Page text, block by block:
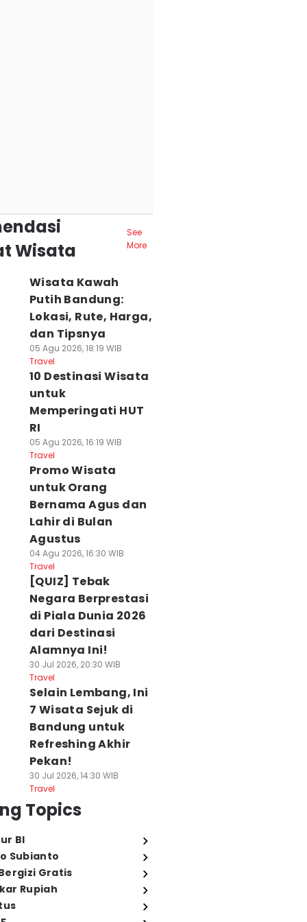
Wisata
See
More
Wisata Kawah
Putih Bandung:
Lokasi, Rute, Harga,
dan Tipsnya
05 Agu 2026, 18:19 WIB
Travel
10 Destinasi Wisata
untuk
Memperingati HUT
RI
05 Agu 2026, 16:19 WIB
Travel
Promo Wisata
untuk Orang
Bernama Agus dan
Lahir di Bulan
Agustus
04 Agu 2026, 16:30 WIB
Travel
[QUIZ] Tebak
Negara Berprestasi
di Piala Dunia 2026
dari Destinasi
Alamnya Ini!
30 Jul 2026, 20:30 WIB
Travel
Selain Lembang, Ini
7 Wisata Sejuk di
Bandung untuk
Refreshing Akhir
Pekan!
30 Jul 2026, 14:30 WIB
Travel
Topics
BI
Subianto
Gratis
Rupiah